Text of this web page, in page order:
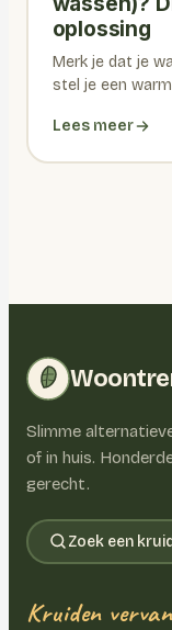
oplossing
Merk je dat je
stel je een
Lees meer
Slimme
of in huis.
gerecht.
Zoek een kruid
Kruiden